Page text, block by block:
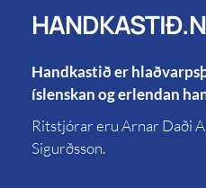
Handkastið er
íslenskan og erlendan
Ritstjórar eru Arnar Daði
Sigurðsson.